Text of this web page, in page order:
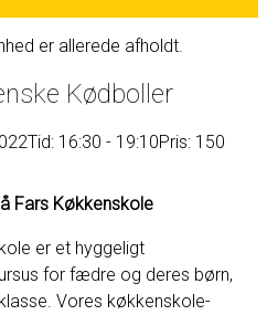
er allerede afholdt.
Kødboller
Tid: 16:30 - 19:10Pris: 150
Fars Køkkenskole
er et hyggeligt
for fædre og deres børn,
Vores køkkenskole-